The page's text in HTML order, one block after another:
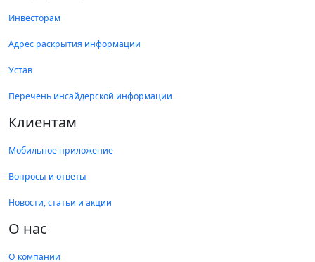
Инвесторам
Адрес раскрытия информации
Устав
Перечень инсайдерской информации
Клиентам
Мобильное приложение
Вопросы и ответы
Новости, статьи и акции
О нас
О компании